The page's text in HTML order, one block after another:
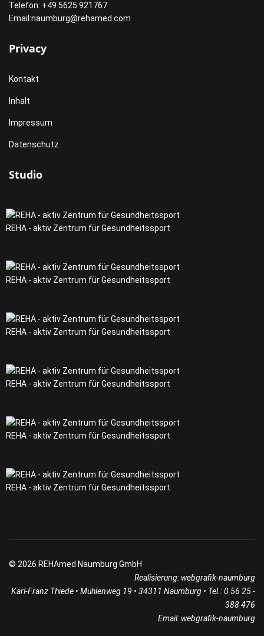
Telefon: +49 5625 921767
Email:naumburg@rehamed.com
Privacy
Kontakt
Inhalt
Impressum
Datenschutz
Studio
REHA - aktiv Zentrum für Gesundheitssport
REHA - aktiv Zentrum für Gesundheitssport
REHA - aktiv Zentrum für Gesundheitssport
REHA - aktiv Zentrum für Gesundheitssport
REHA - aktiv Zentrum für Gesundheitssport
REHA - aktiv Zentrum für Gesundheitssport
© 2026 REHAmed Naumburg GmbH
Realisierung: webgrafik-naumburg
Karl-Franz Thiede • Mühlenweg 19 • 34311 Naumburg • Tel.: 0 56 25 -
388 476
Email: webgrafik-naumburg